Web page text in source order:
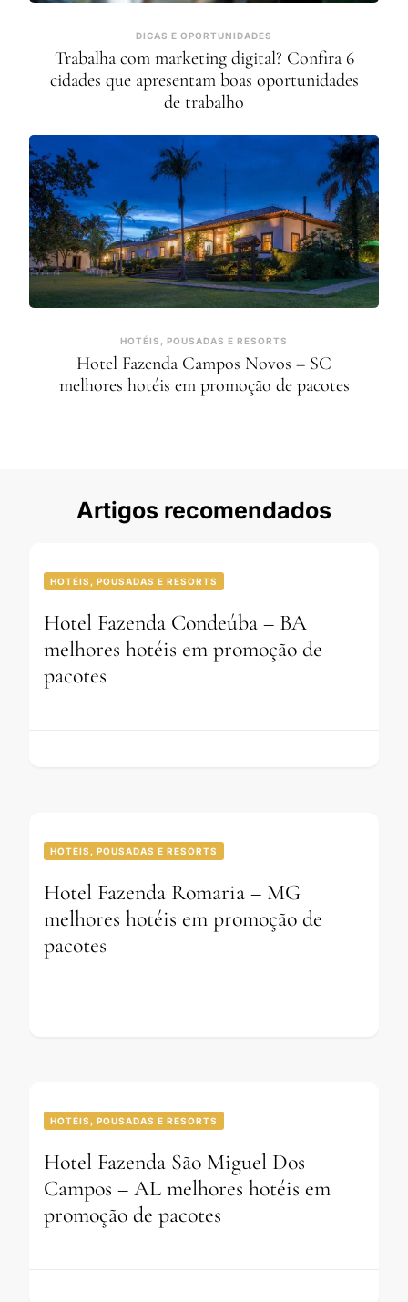
DICAS E OPORTUNIDADES
Trabalha com marketing digital? Confira 6
cidades que apresentam boas oportunidades
de trabalho
HOTÉIS, POUSADAS E RESORTS
Hotel Fazenda Campos Novos – SC
melhores hotéis em promoção de pacotes
Artigos recomendados
HOTÉIS, POUSADAS E RESORTS
Hotel Fazenda Condeúba – BA
melhores hotéis em promoção de
pacotes
HOTÉIS, POUSADAS E RESORTS
Hotel Fazenda Romaria – MG
melhores hotéis em promoção de
pacotes
HOTÉIS, POUSADAS E RESORTS
Hotel Fazenda São Miguel Dos
Campos – AL melhores hotéis em
promoção de pacotes